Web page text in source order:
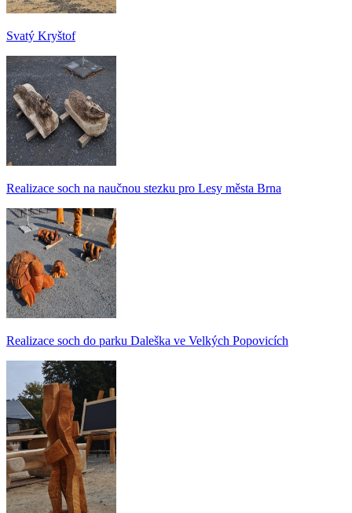
Svatý Kryštof
Realizace soch na naučnou stezku pro Lesy města Brna
Realizace soch do parku Daleška ve Velkých Popovicích